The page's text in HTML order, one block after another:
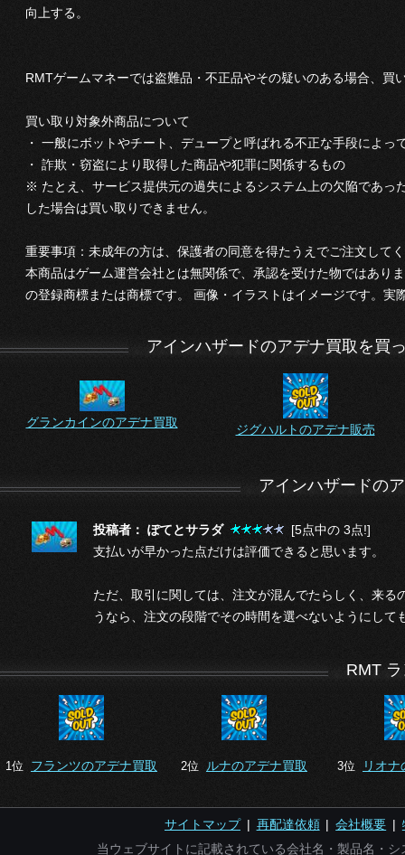
向上する。
RMTゲームマネーでは盗難品・不正品やその疑いのある場合、買
買い取り対象外商品について
・ 一般にボットやチート、デュープと呼ばれる不正な手段によっ
・ 詐欺・窃盗により取得した商品や犯罪に関係するもの
※ たとえ、サービス提供元の過失によるシステム上の欠陥であ
した場合は買い取りできません。
重要事項：未成年の方は、保護者の同意を得たうえでご注文して
本商品はゲーム運営会社とは無関係で、承認を受けた物ではあり
の登録商標または商標です。 画像・イラストはイメージです。実
アインハザードのアデナ買取を買
グランカインのアデナ買取 ジグハルトのアデナ販売
アインハザードの
投稿者： ぽてとサラダ
[5点中の 3点!]
支払いが早かった点だけは評価できると思います。
ただ、取引に関しては、注文が混んでたらしく、来
うなら、注文の段階でその時間を選べないようにして
RMT
1位 フランツのアデナ買取 2位 ルナのアデナ買取 3位 リオ
サイトマップ| 再配達依頼|会社概要 |
当ウェブサイトに記載されている会社名・製品名・